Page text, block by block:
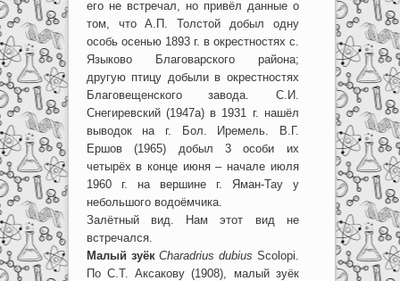
его не встречал, но привёл данные о
том, что А.П. Толстой добыл одну
особь осенью 1893 г. в окрестностях с.
Языково Благоварского района;
другую птицу добыли в окрестностях
Благовещенского завода. С.И.
Снегиревский (1947а) в 1931 г. нашёл
выводок на г. Бол. Иремель. В.Г.
Ершов (1965) добыл 3 особи их
четырёх в конце июня – начале июля
1960 г. на вершине г. Яман-Тау у
небольшого водоёмчика.
Залётный вид. Нам этот вид не
встречался.
Малый зуёк Charadrius dubius Scolopi.
По С.Т. Аксакову (1908), малый зуёк